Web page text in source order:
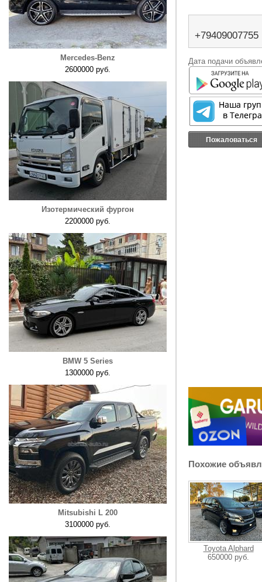
Mercedes-Benz
2600000 руб.
Изотермический фургон
2200000 руб.
BMW 5 Series
1300000 руб.
Mitsubishi L 200
3100000 руб.
+79409007755
Дата подачи
Пожаловаться
Похожие
Toyota Alphard
650000 руб.